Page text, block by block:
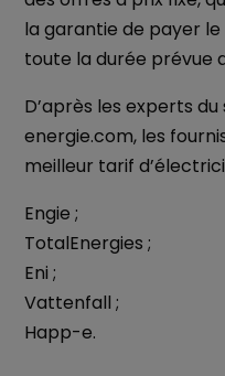
la garantie de payer
toute la durée prévue
D’après les experts
energie.com, les
meilleur tarif
Engie ;
TotalEnergies ;
Eni ;
Vattenfall ;
Happ-e.